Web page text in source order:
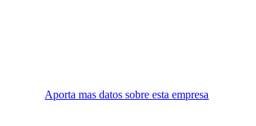
Aporta mas datos sobre esta empresa